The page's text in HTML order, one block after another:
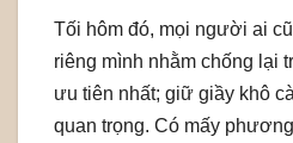
Tối hôm đó, mọi người ai
riêng mình nhằm chống lại
ưu tiên nhất; giữ giầy khô
quan trọng. Có mấy